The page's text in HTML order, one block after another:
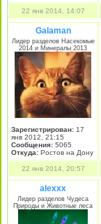
22 янв 2014, 14:07
Galaman
Лидер разделов Насекомые
2014 и Минералы 2013
Зарегистрирован: 17
янв 2012, 21:15
Сообщения: 5065
Откуда: Ростов на Дону
22 янв 2014, 20:57
alexxx
Лидер разделов Чудеса
Природы и Животные леса